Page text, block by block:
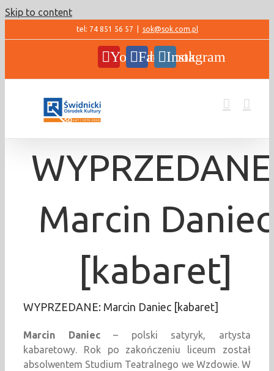
Skip to content
tel: 74 851 56 57 sok@sok.com.pl
YouTubeFacebookInstagram
Marcin Daniec
[kabaret]
WYPRZEDANE: Marcin Daniec [kabaret]
Marcin Daniec– polski satyryk, artysta
kabaretowy. Rok po zakończeniu liceum został
absolwentem Studium Teatralnego we Wzdowie. W